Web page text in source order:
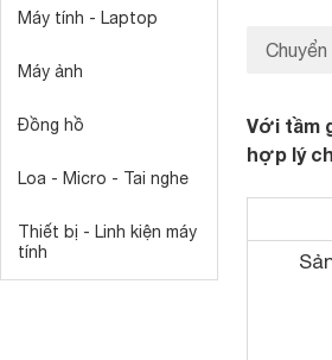
Máy tính - Laptop
Máy ảnh
Đồng hồ
Loa - Micro - Tai nghe
Thiết bị - Linh kiện máy
tính
Với tầm
hợp lý